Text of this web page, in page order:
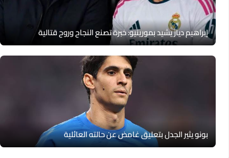
إبراهيم دياز يشيد بمورينيو: خبرة تصنع النجاح وروح قتالية
بونو يثير الجدل بتعليق غامض عن حالته العائلية